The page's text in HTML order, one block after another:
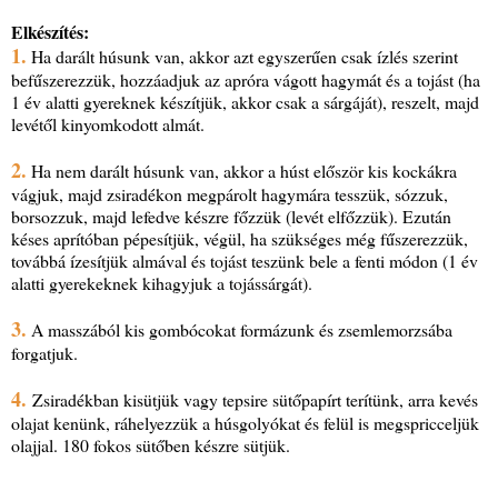
Elkészítés:
1. Ha darált húsunk van, akkor azt egyszerűen csak ízlés szerint
befűszerezzük, hozzáadjuk az apróra vágott hagymát és a tojást (ha
1 év alatti gyereknek készítjük, akkor csak a sárgáját), reszelt, majd
levétől kinyomkodott almát.
2. Ha nem darált húsunk van, akkor a húst először kis kockákra
vágjuk, majd zsiradékon megpárolt hagymára tesszük, sózzuk,
borsozzuk, majd lefedve készre főzzük (levét elfőzzük). Ezután
késes aprítóban pépesítjük, végül, ha szükséges még fűszerezzük,
továbbá ízesítjük almával és tojást teszünk bele a fenti módon (1 év
alatti gyerekeknek kihagyjuk a tojássárgát).
3. A masszából kis gombócokat formázunk és zsemlemorzsába
forgatjuk.
4. Zsiradékban kisütjük vagy tepsire sütőpapírt terítünk, arra kevés
olajat kenünk, ráhelyezzük a húsgolyókat és felül is megspricceljük
olajjal. 180 fokos sütőben készre sütjük.